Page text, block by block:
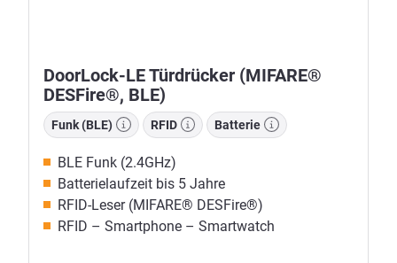
DoorLock-LE Türdrücker (MIFARE®
DESFire®, BLE)
Funk (BLE) RFID Batterie
BLE Funk (2.4GHz)
Batterielaufzeit bis 5 Jahre
RFID-Leser (MIFARE® DESFire®)
RFID – Smartphone – Smartwatch